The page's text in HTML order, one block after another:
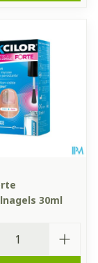
30ml